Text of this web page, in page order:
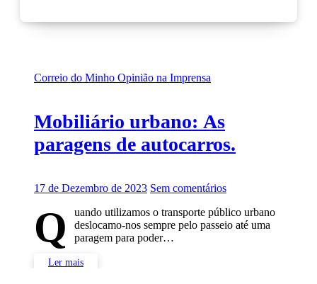
Correio do Minho Opinião na Imprensa
Mobiliário urbano: As
paragens de autocarros.
17 de Dezembro de 2023 Sem comentários
Q
uando utilizamos o transporte público urbano
deslocamo-nos sempre pelo passeio até uma
paragem para poder…
Ler mais